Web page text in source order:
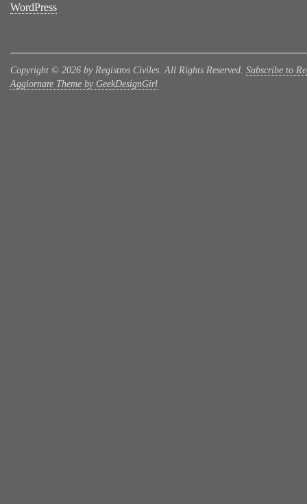
WordPress
Copyright © 2026 by Registros Civiles. All Rights Reserved. Subscribe to
Aggiornare Theme by GeekDesignGirl